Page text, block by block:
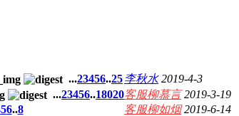
...23456..25李秋水 2019-4-3
...23456..18020客服柳慕言 2019-3-19
56..8 客服柳如烟 2019-6-14